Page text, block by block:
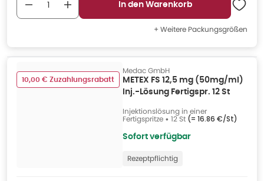
In den Warenkorb
+ Weitere Packungsgrößen
10,00 € Zuzahlungsrabatt
Medac GmbH
METEX FS 12,5 mg (50mg/ml)
Inj.-Lösung Fertigspr. 12 St
Injektionslösung in einer
Fertigspritze • 12 St (= 16.86 €/St)
Sofort verfügbar
Rezeptpflichtig